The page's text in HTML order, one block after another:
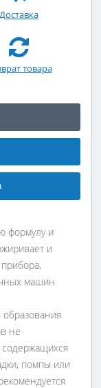
Доставка
товара
формулу и
и
машин
не
помпы или